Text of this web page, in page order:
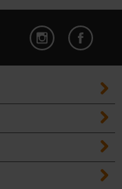
Instagram